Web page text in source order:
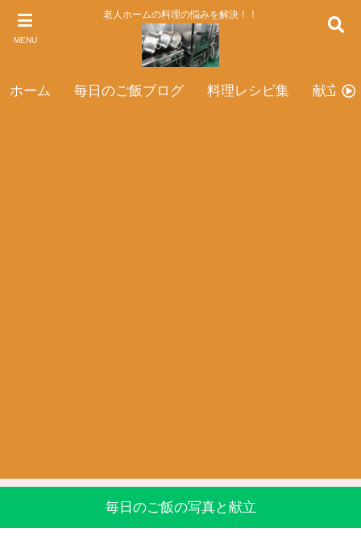
MENU
老人ホームの料理の悩みを解決！！
ホーム 毎日のご飯ブログ 料理レシピ集 献立表
毎日のご飯の写真と献立